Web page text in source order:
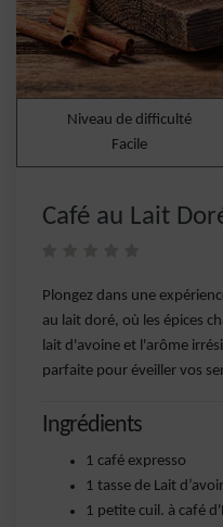
Niveau de difficulté
Facile
Café au Lait
Plongez dans une
au lait doré, où les épices
lait d'avoine et l'arôme
parfaite pour éveiller vos
Ingrédients
1 café expresso
1 tasse de Lait
1 petite cuil. à café